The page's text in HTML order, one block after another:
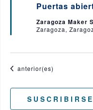
Puertas
s
a
c
o
Zaragoza Maker
Zaragoza,
Eventos
anterior(es)